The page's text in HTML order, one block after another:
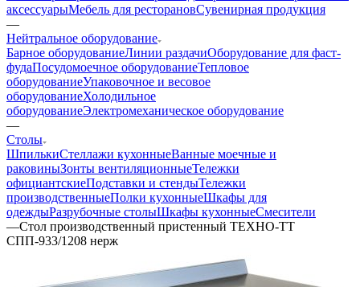
аксессуарыМебель для ресторановСувенирная продукция
—
Нейтральное оборудование
Барное оборудованиеЛинии раздачиОборудование для фаст-
фудаПосудомоечное оборудованиеТепловое
оборудованиеУпаковочное и весовое
оборудованиеХолодильное
оборудованиеЭлектромеханическое оборудование
—
Столы
ШпилькиСтеллажи кухонныеВанные моечные и
раковиныЗонты вентиляционныеТележки
официантскиеПодставки и стендыТележки
производственныеПолки кухонныеШкафы для
одеждыРазрубочные столыШкафы кухонныеСмесители
—Стол производственный пристенный ТЕХНО-ТТ
СПП-933/1208 нерж